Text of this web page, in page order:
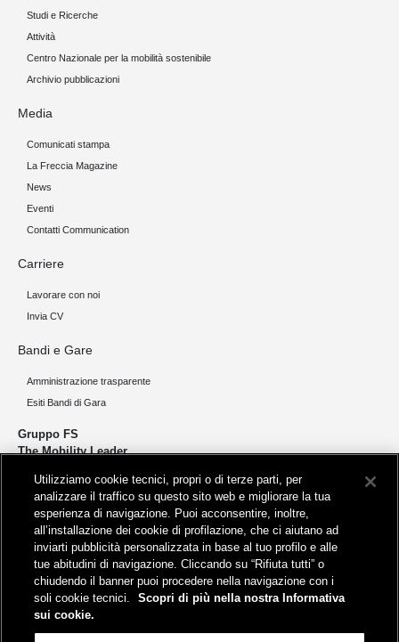
Studi e Ricerche
Attività
Centro Nazionale per la mobilità sostenibile
Archivio pubblicazioni
Media
Comunicati stampa
La Freccia Magazine
News
Eventi
Contatti Communication
Carriere
Lavorare con noi
Invia CV
Bandi e Gare
Amministrazione trasparente
Esiti Bandi di Gara
Gruppo FS
The Mobility Leader
Progettiamo e realizziamo infrastrutture per una mobilità sostenibile di
persone e merci. Accorciamo le distanze per lo sviluppo e la crescita
del nostro Paese.
Utilizziamo cookie tecnici, propri o di terze parti, per
analizzare il traffico su questo sito web e migliorare la tua
esperienza di navigazione. Puoi acconsentire, inoltre,
all’installazione dei cookie di profilazione, che ci aiutano ad
inviarti pubblicità personalizzata in base al tuo profilo e alle
tue abitudini di navigazione. Cliccando su “Rifiuta tutti” o
chiudendo il banner puoi procedere nella navigazione con i
soli cookie tecnici.
Scopri di più nella nostra Informativa
sui cookie.